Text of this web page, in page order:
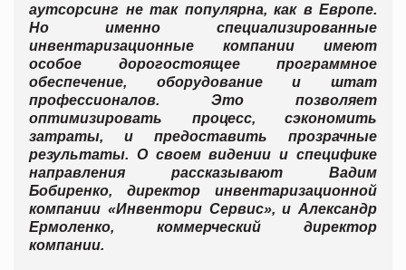
аутсорсинг не так популярна, как в Европе.
Но именно специализированные
инвентаризационные компании имеют
особое дорогостоящее программное
обеспечение, оборудование и штат
профессионалов. Это позволяет
оптимизировать процесс, сэкономить
затраты, и предоставить прозрачные
результаты. О своем видении и специфике
направления рассказывают Вадим
Бобиренко, директор инвентаризационной
компании «Инвентори Сервис», и Александр
Ермоленко, коммерческий директор
компании.